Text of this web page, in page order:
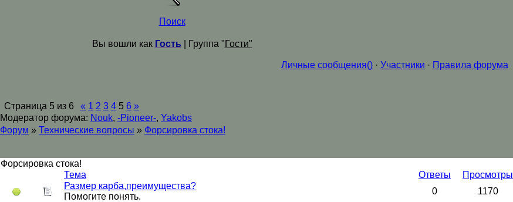
Поиск
Вы вошли как Гость | Группа "Гости"
Личные сообщения()· Участники · Правила форума
Страница 5 из 6 « 1 2 3 4 5 6 »
Модератор форума: Nouk, -Pioneer-, Yakobs
Форум » Технические вопросы » Форсировка стока!
Форсировка стока!
Тема
Ответы Просмотры
Размер карба,преимущества?
Помогите понять.
0 1170